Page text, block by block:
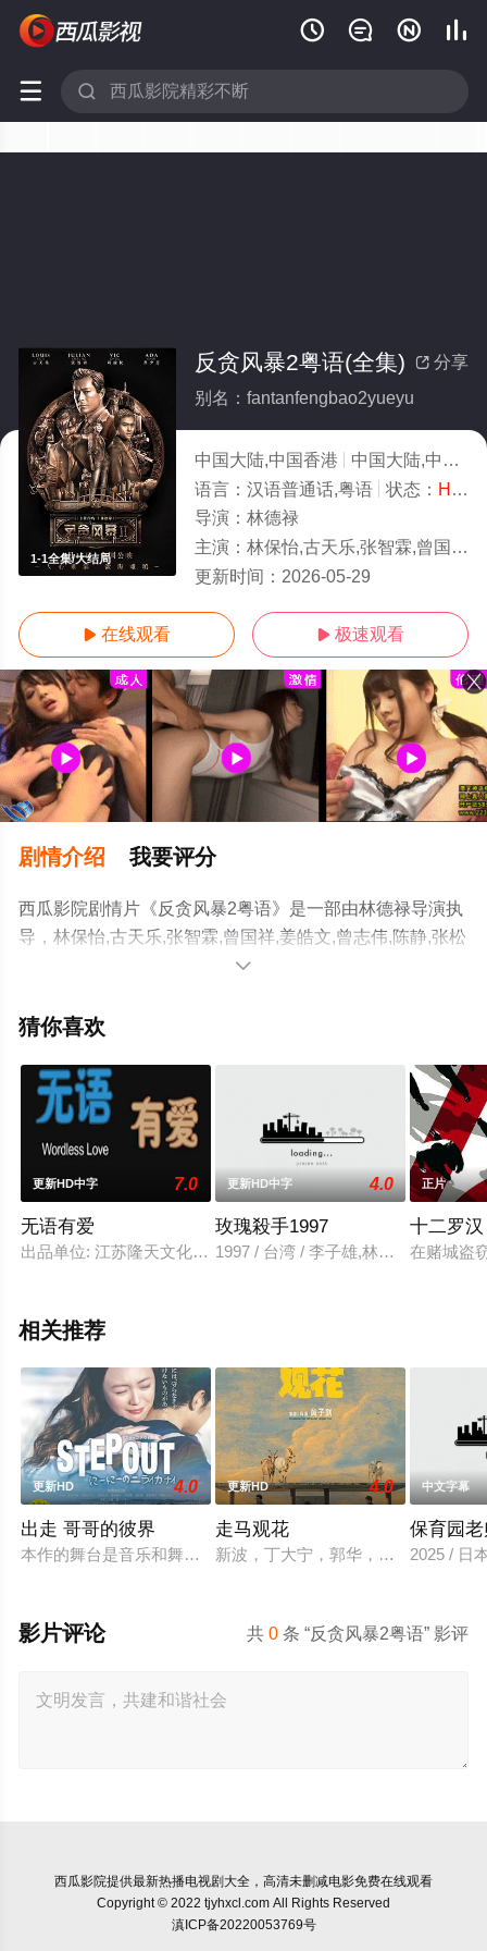
   
 
1-1全集/大结局
 分享
反贪风暴2粤语(全集)
别名：fantanfengbao2yueyu
中国大陆,中国香港
中国大陆,中国香港,犯罪,剧情
语言： 汉语普通话,粤语 状态： HD粤语
导演： 林德禄
主演： 林保怡,古天乐,张智霖,曾国祥,姜皓文,曾志伟,陈静,张松枝,蔡洁,林家栋,蔡少芬,夏嫣,石修,陈宇
更新时间： 2026-05-29
 在线观看  极速观看
剧情介绍 我要评分
西瓜影院剧情片《反贪风暴2粤语》是一部由林德禄导演执
导，林保怡,古天乐,张智霖,曾国祥,姜皓文,曾志伟,陈静,张松
枝,蔡洁,林家栋,蔡少芬,夏嫣,石修,陈宇琛,李宗彥,卢海鹏,陆
徐靖雯,郭锋,姚学智,宋海颉等明星精彩演绎的中国大陆,中
看高清无删减完整版电影大全就上西瓜影视，更多相关信
息可移步至豆瓣电影、电视猫或剧情网等平台了解。
。

猜你喜欢
更新HD中字 7.0
无语有爱
出品单位: 江苏隆天文化产业有限公司
更新HD中字 4.0
玫瑰殺手1997
1997 / 台湾 / 李子雄,林玉紫,麦德罗,
正片
十二罗汉
在赌城盗
相关推荐
更新HD 4.0
出走 哥哥的彼界
本作的舞台是音乐和舞蹈融入生活的冲绳。与母亲朱音、妹妹
更新HD 4.0
走马观花
新波，丁大宁，郭华，程一木他们毕
中文字幕
保育园
2025 / 日
共0 条 “反贪风暴2粤语” 影评
影片评论
西瓜影院提供最新热播电视剧大全，高清未删减电影免费在线观看
Copyright © 2022 tjyhxcl.com All Rights Reserved
滇ICP备20220053769号